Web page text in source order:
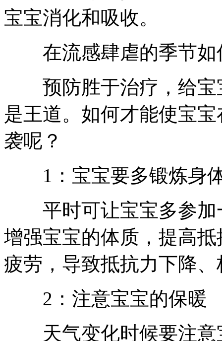
宝宝消化和吸收。
在流感肆虐的季节如
预防胜于治疗，给宝
是王道。如何才能使宝
袭呢？
1：宝宝要多锻炼身
平时可让宝宝多参加
增强宝宝的体质，提高
疲劳，导致抵抗力下降
2：注意宝宝的保暖
天气变化时候要注意